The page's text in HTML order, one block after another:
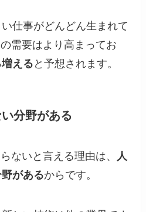
仕事がどんどん生まれて
需要はより高まってお
える と予想されます。
分野がある
ないと言える理由は、 人
があるからです。